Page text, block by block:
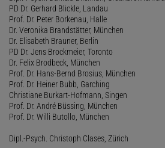
PD Dr. Gerhard Blickle, Landau
Prof. Dr. Peter Borkenau, Halle
Dr. Veronika Brandstätter, München
Dr. Elisabeth Brauner, Berlin
PD Dr. Jens Brockmeier, Toronto
Dr. Felix Brodbeck, München
Prof. Dr. Hans-Bernd Brosius, München
Prof. Dr. Heiner Bubb, Garching
Christiane Burkart-Hofmann, Singen
Prof. Dr. André Büssing, München
Prof. Dr. Willi Butollo, München
Dipl.-Psych. Christoph Clases, Zürich